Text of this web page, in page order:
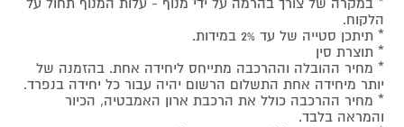
הלקוח.
* תיתכן סטייה של עד 2% במידות.
* תוצרת סין
* מחיר ההובלה וההרכבה מתייחס ליחידה אחת. בהזמנה של
יותר מיחידה אחת התשלום הרשום יהיה עבור כל יחידה בנפרד.
* מחיר ההרכבה כולל את הרכבת ארון האמבטיה, הכיור
והמראה בלבד.